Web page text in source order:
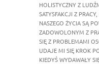
HOLISTYCZNY Z
SATYSFAKCJI Z
NASZEGO ŻYCIA SĄ
ZADOWOLONYM Z
SIĘ Z PROBLEMAMI
UDAJE MI SIĘ KROK
KIEDYŚ WYDAWAŁY